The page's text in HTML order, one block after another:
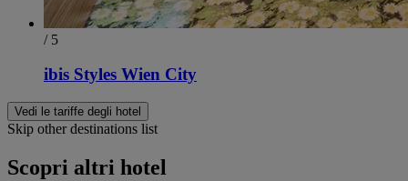
/ 5
ibis Styles Wien City
Vedi le tariffe degli hotel
Skip other destinations list
Scopri altri hotel